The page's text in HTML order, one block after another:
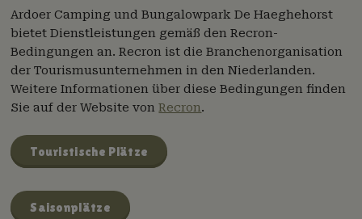
Ardoer Camping und Bungalowpark De Haeghehorst
bietet Dienstleistungen gemäß den Recron-
Bedingungen an. Recron ist die Branchenorganisation
der Tourismusunternehmen in den Niederlanden.
Weitere Informationen über diese Bedingungen finden
Sie auf der Website vonRecron.
Touristische Plätze
Saisonplätze